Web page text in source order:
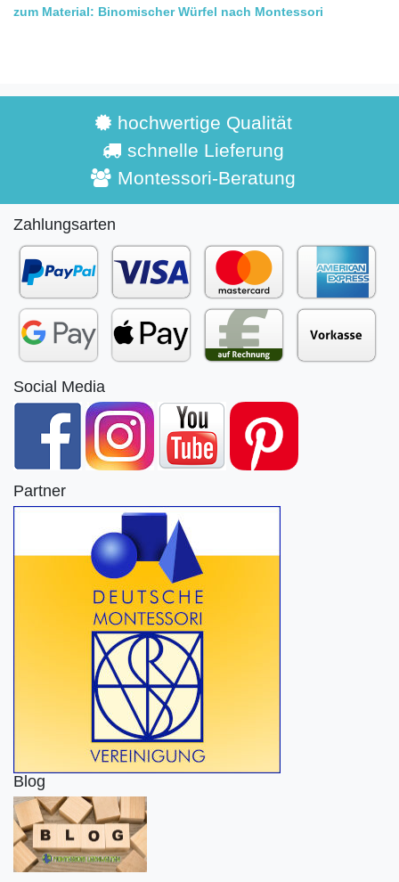
zum Material: Binomischer Würfel nach Montessori
hochwertige Qualität
schnelle Lieferung
Montessori-Beratung
Zahlungsarten
Social Media
Partner
Blog